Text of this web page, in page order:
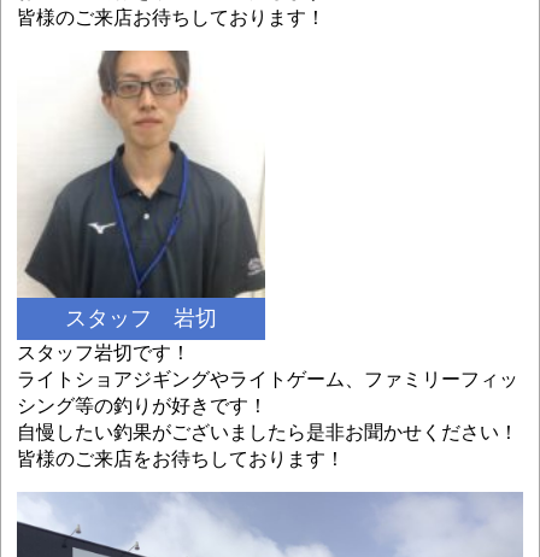
皆様のご来店お待ちしております！
スタッフ 岩切
スタッフ岩切です！
ライトショアジギングやライトゲーム、ファミリーフィッ
シング等の釣りが好きです！
自慢したい釣果がございましたら是非お聞かせください！
皆様のご来店をお待ちしております！